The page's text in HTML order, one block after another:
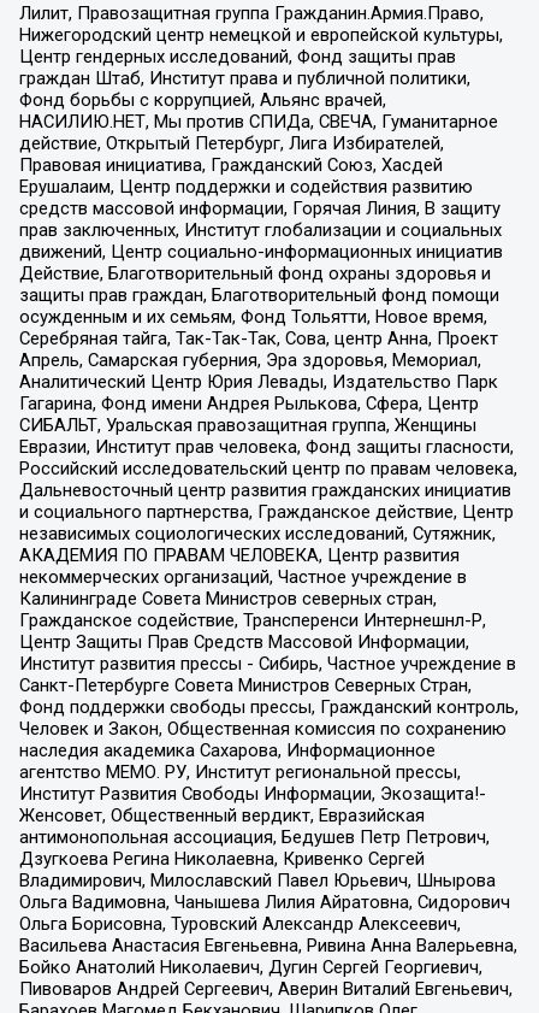
Лилит, Правозащитная группа Гражданин.Армия.Право,
Нижегородский центр немецкой и европейской культуры,
Центр гендерных исследований, Фонд защиты прав
граждан Штаб, Институт права и публичной политики,
Фонд борьбы с коррупцией, Альянс врачей,
НАСИЛИЮ.НЕТ, Мы против СПИДа, СВЕЧА, Гуманитарное
действие, Открытый Петербург, Лига Избирателей,
Правовая инициатива, Гражданский Союз, Хасдей
Ерушалаим, Центр поддержки и содействия развитию
средств массовой информации, Горячая Линия, В защиту
прав заключенных, Институт глобализации и социальных
движений, Центр социально-информационных инициатив
Действие, Благотворительный фонд охраны здоровья и
защиты прав граждан, Благотворительный фонд помощи
осужденным и их семьям, Фонд Тольятти, Новое время,
Серебряная тайга, Так-Так-Так, Сова, центр Анна, Проект
Апрель, Самарская губерния, Эра здоровья, Мемориал,
Аналитический Центр Юрия Левады, Издательство Парк
Гагарина, Фонд имени Андрея Рылькова, Сфера, Центр
СИБАЛЬТ, Уральская правозащитная группа, Женщины
Евразии, Институт прав человека, Фонд защиты гласности,
Российский исследовательский центр по правам человека,
Дальневосточный центр развития гражданских инициатив
и социального партнерства, Гражданское действие, Центр
независимых социологических исследований, Сутяжник,
АКАДЕМИЯ ПО ПРАВАМ ЧЕЛОВЕКА, Центр развития
некоммерческих организаций, Частное учреждение в
Калининграде Совета Министров северных стран,
Гражданское содействие, Трансперенси Интернешнл-Р,
Центр Защиты Прав Средств Массовой Информации,
Институт развития прессы - Сибирь, Частное учреждение в
Санкт-Петербурге Совета Министров Северных Стран,
Фонд поддержки свободы прессы, Гражданский контроль,
Человек и Закон, Общественная комиссия по сохранению
наследия академика Сахарова, Информационное
агентство МЕМО. РУ, Институт региональной прессы,
Институт Развития Свободы Информации, Экозащита!-
Женсовет, Общественный вердикт, Евразийская
антимонопольная ассоциация, Бедушев Петр Петрович,
Дзугкоева Регина Николаевна, Кривенко Сергей
Владимирович, Милославский Павел Юрьевич, Шнырова
Ольга Вадимовна, Чанышева Лилия Айратовна, Сидорович
Ольга Борисовна, Туровский Александр Алексеевич,
Васильева Анастасия Евгеньевна, Ривина Анна Валерьевна,
Бойко Анатолий Николаевич, Дугин Сергей Георгиевич,
Пивоваров Андрей Сергеевич, Аверин Виталий Евгеньевич,